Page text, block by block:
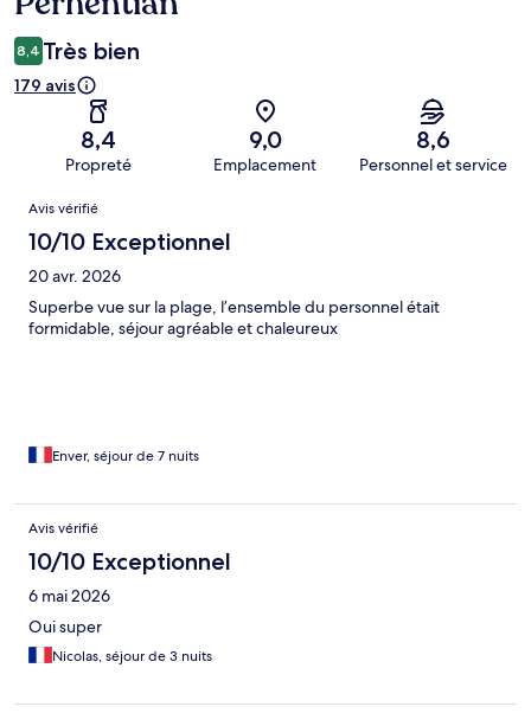
8,4 Très bien
179 avis
8,4
Propreté
9,0
Emplacement
8,6
Personnel et service
Avis
Avis vérifié
10/10 Exceptionnel
20 avr. 2026
Superbe vue sur la plage, l’ensemble du personnel était
formidable, séjour agréable et chaleureux
Enver, séjour de 7 nuits
Avis vérifié
10/10 Exceptionnel
6 mai 2026
Oui super
Nicolas, séjour de 3 nuits